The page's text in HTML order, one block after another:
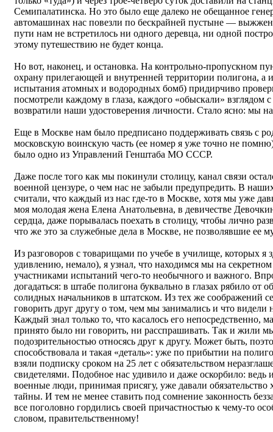
Семипалатинска. Но это было еще далеко не обещанное
автомашинах нас повезли по бескрайней пустыне —
пути нам не встретилось ни одного деревца, ни одной
этому путешествию не будет конца.
Но вот, наконец, и остановка. На контрольно-пропускном
охрану прилегающей и внутренней территории полигона,
испытания атомных и водородных бомб) придирчиво
посмотрели каждому в глаза, каждого «обыскали» взглядом
возвратили наши удостоверения личности. Стало ясно: мы
Еще в Москве нам было предписано поддерживать связь с
московскую воинскую часть (ее номер я уже точно не
было одно из Управлений Генштаба МО СССР.
Даже после того как мы покинули столицу, канал связи
военной цензуре, о чем нас не забыли предупредить. В
считали, что каждый из нас где-то в Москве, хотя мы уже
моя молодая жена Елена Анатольевна, в девичестве
сердца, даже порывалась поехать в столицу, чтобы лично
что же это за служебные дела в Москве, не позволявшие ее
Из разговоров с товарищами по учебе в училище, которых я
удивлению, немало), я узнал, что находимся мы на
участниками испытаний чего-то необычного и важного.
догадаться: в штабе полигона буквально в глазах рябило
солидных начальников в штатском. Из тех же соображений
говорить друг другу о том, чем мы занимались и что видели
Каждый знал только то, что касалось его
принято было ни говорить, ни расспрашивать. Так и жили
подозрительностью относясь друг к другу. Может быть,
способствовала и такая «деталь»: уже по прибытии на
взяли подписку сроком на 25 лет с обязательством
свидетелями. Подобное нас удивило и даже оскорбило:
военные люди, принимая присягу, уже давали
тайны. И тем не менее ставить под сомнение законность
все поголовно гордились своей причастностью к чему-то
словом, правительственному!